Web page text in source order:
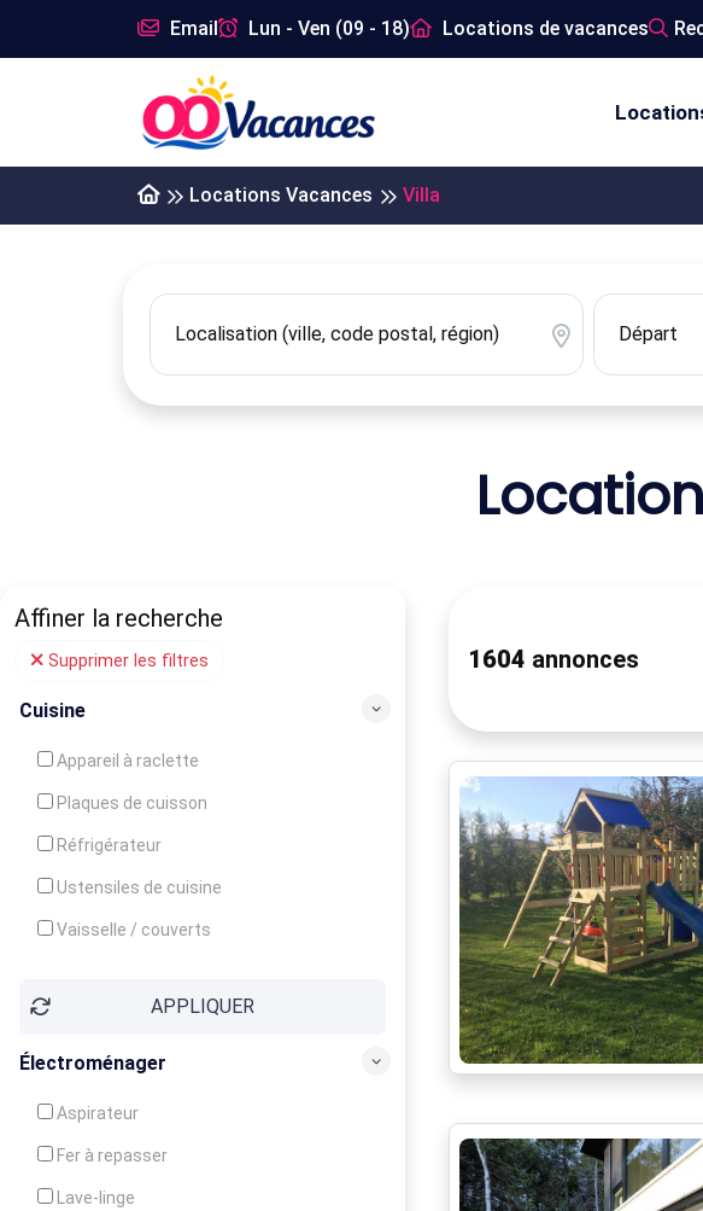
Email Lun - Ven (09 - 18) Locations de vacances
Locations Vacances Villa
Affiner la recherche
Supprimer les filtres
Cuisine
Appareil à raclette
Plaques de cuisson
Réfrigérateur
Ustensiles de cuisine
Vaisselle / couverts
Congélateur
APPLIQUER
Électroménager
Aspirateur
Fer à repasser
Lave-linge
1604 annonces